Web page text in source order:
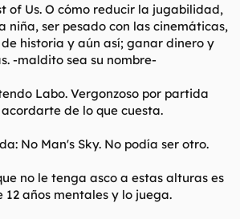
of Us. O cómo reducir la jugabilidad,
niña, ser pesado con las cinemáticas,
historia y aún así; ganar dinero y
-maldito sea su nombre-
Labo. Vergonzoso por partida
de lo que cuesta.
No Man's Sky. No podía ser otro.
no le tenga asco a estas alturas es
12 años mentales y lo juega.